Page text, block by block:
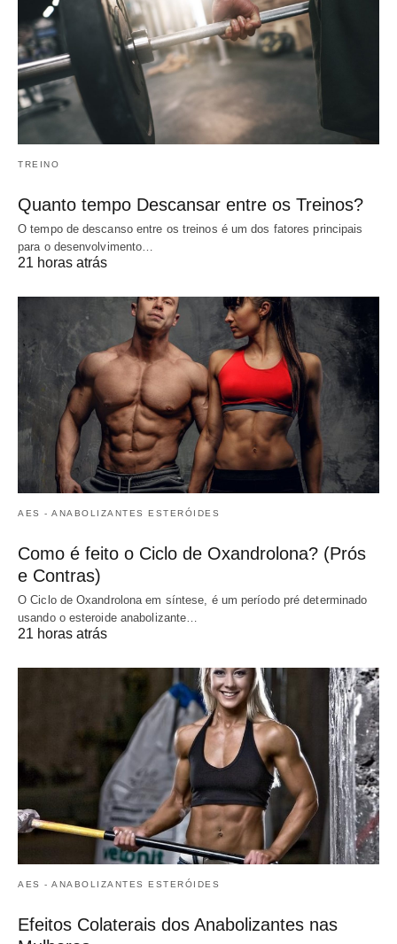
TREINO
Quanto tempo Descansar entre os Treinos?
O tempo de descanso entre os treinos é um dos fatores principais
para o desenvolvimento…
21 horas atrás
AES - ANABOLIZANTES ESTERÓIDES
Como é feito o Ciclo de Oxandrolona? (Prós
e Contras)
O Ciclo de Oxandrolona em síntese, é um período pré determinado
usando o esteroide anabolizante…
21 horas atrás
AES - ANABOLIZANTES ESTERÓIDES
Efeitos Colaterais dos Anabolizantes nas